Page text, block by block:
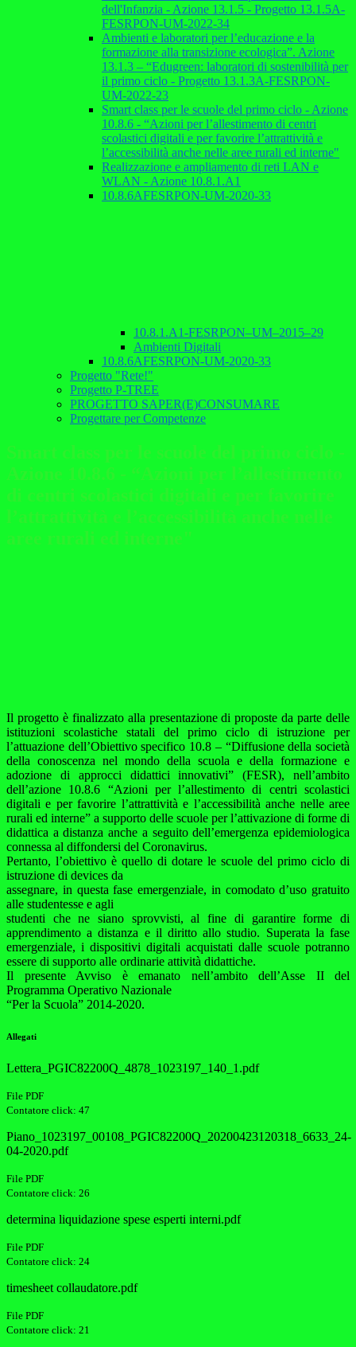
dell'Infanzia - Azione 13.1.5 - Progetto 13.1.5A-
FESRPON-UM-2022-34
Ambienti e laboratori per l’educazione e la
formazione alla transizione ecologica”. Azione
13.1.3 – “Edugreen: laboratori di sostenibilità per
il primo ciclo - Progetto 13.1.3A-FESRPON-
UM-2022-23
Smart class per le scuole del primo ciclo - Azione
10.8.6 - “Azioni per l’allestimento di centri
scolastici digitali e per favorire l’attrattività e
l’accessibilità anche nelle aree rurali ed interne"
Realizzazione e ampliamento di reti LAN e
WLAN - Azione 10.8.1.A1
10.8.6AFESRPON-UM-2020-33
10.8.1.A1-FESRPON–UM–2015–29
Ambienti Digitali
10.8.6AFESRPON-UM-2020-33
Progetto "Rete!"
Progetto P-TREE
PROGETTO SAPER(E)CONSUMARE
Progettare per Competenze
Smart class per le scuole del primo ciclo -
Azione 10.8.6 - “Azioni per l’allestimento
di centri scolastici digitali e per favorire
l’attrattività e l’accessibilità anche nelle
aree rurali ed interne"
Il progetto è finalizzato alla presentazione di proposte da parte delle
istituzioni scolastiche statali del primo ciclo di istruzione per
l’attuazione dell’Obiettivo specifico 10.8 – “Diffusione della società
della conoscenza nel mondo della scuola e della formazione e
adozione di approcci didattici innovativi” (FESR), nell’ambito
dell’azione 10.8.6 “Azioni per l’allestimento di centri scolastici
digitali e per favorire l’attrattività e l’accessibilità anche nelle aree
rurali ed interne” a supporto delle scuole per l’attivazione di forme di
didattica a distanza anche a seguito dell’emergenza epidemiologica
connessa al diffondersi del Coronavirus.
Pertanto, l’obiettivo è quello di dotare le scuole del primo ciclo di
istruzione di devices da
assegnare, in questa fase emergenziale, in comodato d’uso gratuito
alle studentesse e agli
studenti che ne siano sprovvisti, al fine di garantire forme di
apprendimento a distanza e il diritto allo studio. Superata la fase
emergenziale, i dispositivi digitali acquistati dalle scuole potranno
essere di supporto alle ordinarie attività didattiche.
Il presente Avviso è emanato nell’ambito dell’Asse II del
Programma Operativo Nazionale
“Per la Scuola” 2014-2020.
Allegati
Lettera_PGIC82200Q_4878_1023197_140_1.pdf
File PDF
Contatore click: 47
Piano_1023197_00108_PGIC82200Q_20200423120318_6633_24-
04-2020.pdf
File PDF
Contatore click: 26
determina liquidazione spese esperti interni.pdf
File PDF
Contatore click: 24
timesheet collaudatore.pdf
File PDF
Contatore click: 21